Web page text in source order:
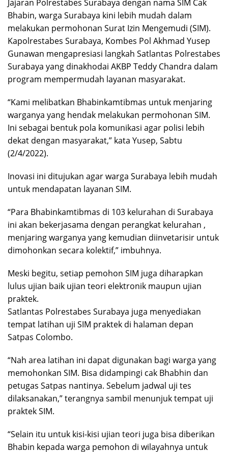
Jajaran Polrestabes Surabaya dengan nama SIM Cak
Bhabin, warga Surabaya kini lebih mudah dalam
melakukan permohonan Surat Izin Mengemudi (SIM).
Kapolrestabes Surabaya, Kombes Pol Akhmad Yusep
Gunawan mengapresiasi langkah Satlantas Polrestabes
Surabaya yang dinakhodai AKBP Teddy Chandra dalam
program mempermudah layanan masyarakat.
“Kami melibatkan Bhabinkamtibmas untuk menjaring
warganya yang hendak melakukan permohonan SIM.
Ini sebagai bentuk pola komunikasi agar polisi lebih
dekat dengan masyarakat,” kata Yusep, Sabtu
(2/4/2022).
Inovasi ini ditujukan agar warga Surabaya lebih mudah
untuk mendapatan layanan SIM.
“Para Bhabinkamtibmas di 103 kelurahan di Surabaya
ini akan bekerjasama dengan perangkat kelurahan ,
menjaring warganya yang kemudian diinvetarisir untuk
dimohonkan secara kolektif,” imbuhnya.
Meski begitu, setiap pemohon SIM juga diharapkan
lulus ujian baik ujian teori elektronik maupun ujian
praktek.
Satlantas Polrestabes Surabaya juga menyediakan
tempat latihan uji SIM praktek di halaman depan
Satpas Colombo.
“Nah area latihan ini dapat digunakan bagi warga yang
memohonkan SIM. Bisa didampingi cak Bhabhin dan
petugas Satpas nantinya. Sebelum jadwal uji tes
dilaksanakan,” terangnya sambil menunjuk tempat uji
praktek SIM.
“Selain itu untuk kisi-kisi ujian teori juga bisa diberikan
Bhabin kepada warga pemohon di wilayahnya untuk